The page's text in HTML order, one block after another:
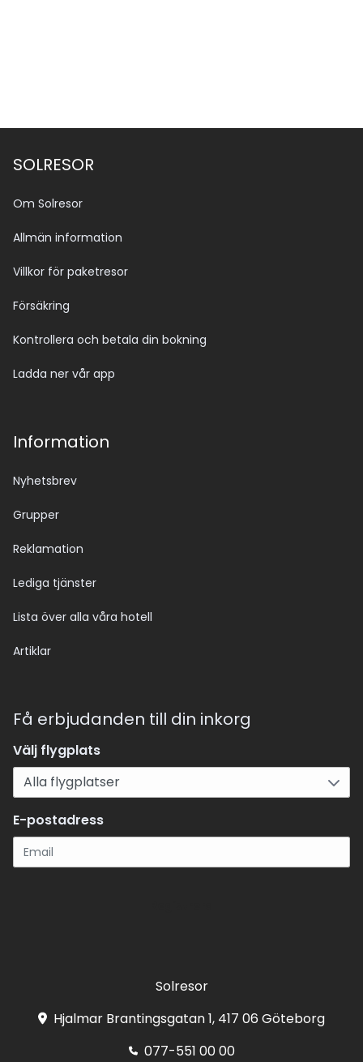
SOLRESOR
Om Solresor
Allmän information
Villkor för paketresor
Försäkring
Kontrollera och betala din bokning
Ladda ner vår app
Information
Nyhetsbrev
Grupper
Reklamation
Lediga tjänster
Lista över alla våra hotell
Artiklar
Få erbjudanden till din inkorg
Välj flygplats
E-postadress
Solresor
Hjalmar Brantingsgatan 1, 417 06 Göteborg
077-551 00 00